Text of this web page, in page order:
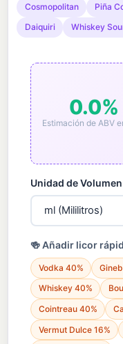
Cosmopolitan
Piña
Daiquiri
Whiskey
0.0%
Estimación de ABV
Unidad de Volumen
🍻 Añadir licor
Vodka 40%
Whiskey 40%
Cointreau 40%
Vermut Dulce 16%